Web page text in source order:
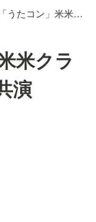
NHK「うたコン」米米クラブ石井竜也さんと共演
米クラ
演